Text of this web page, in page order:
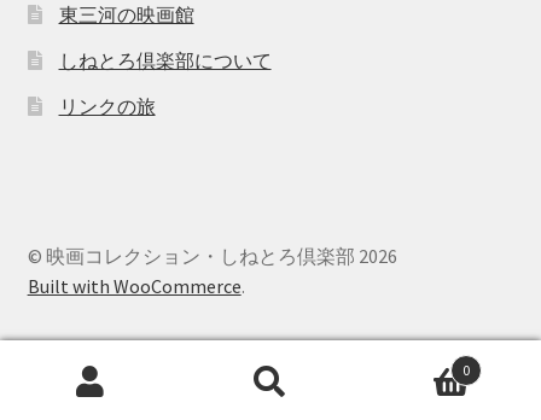
東三河の映画館
しねとろ倶楽部について
リンクの旅
© 映画コレクション・しねとろ倶楽部 2026
Built with WooCommerce.
0